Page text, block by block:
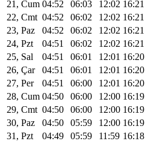
21, Cum 04:52 06:03 12:02 16:21
22, Cmt 04:52 06:02 12:02 16:21
23, Paz
04:52 06:02 12:02 16:21
24, Pzt
04:51 06:02 12:02 16:21
25, Sal
04:51 06:01 12:01 16:20
26, Çar
04:51 06:01 12:01 16:20
27, Per
04:51 06:00 12:01 16:20
28, Cum 04:50 06:00 12:00 16:19
29, Cmt 04:50 06:00 12:00 16:19
30, Paz
04:50 05:59 12:00 16:19
31, Pzt
04:49 05:59 11:59 16:18